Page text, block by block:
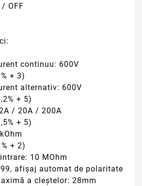
OFF
continuu: 600V
+ 3)
alternativ: 600V
+ 5)
/ 20A / 200A
+ 5)
+ 2)
10 MOhm
afișaj automat de polaritate
a cleștelor: 28mm